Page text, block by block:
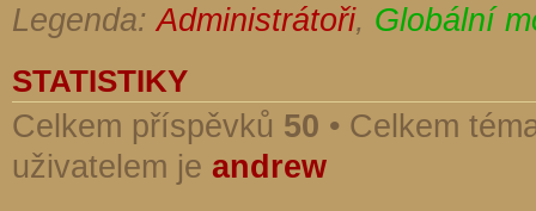
Legenda:Administrátoři, Globální
STATISTIKY
Celkem příspěvků 50 • Celkem
uživatelem je andrew